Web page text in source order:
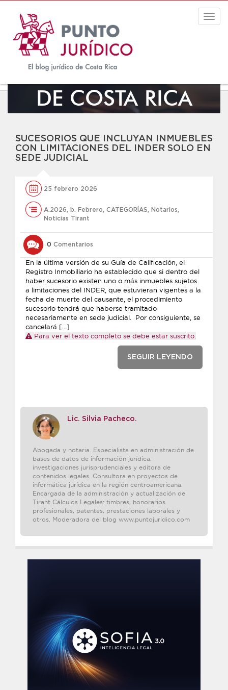
EL BLOG JURÍDICO
DE COSTA RICA
SUCESORIOS QUE INCLUYAN INMUEBLES
CON LIMITACIONES DEL INDER SOLO EN
SEDE JUDICIAL
25 febrero 2026
A.2026, b. Febrero, CATEGORÍAS, Notarios,
Noticias Tirant
0 Comentarios
En la última versión de su Guía de Calificación, el
Registro Inmobiliario ha establecido que si dentro del
haber sucesorio existen uno o más inmuebles sujetos
a limitaciones del INDER, que estuvieran vigentes a la
fecha de muerte del causante, el procedimiento
sucesorio tendrá que haberse tramitado
necesariamente en sede judicial. Por consiguiente, se
cancelará […]
Para ver el texto completo se debe estar suscrito.
SEGUIR LEYENDO
Lic. Silvia Pacheco.
Abogada y notaria. Especialista en administración de
bases de datos de información jurídica,
investigaciones jurisprudenciales y editora de
contenidos legales. Consultora en proyectos de
informática jurídica en la región centroamericana.
Encargada de la administración y actualización de
Tirant Cálculos Legales: timbres, honorarios
profesionales, patentes, prestaciones laborales y
otros. Moderadora del blog www.puntojuridico.com